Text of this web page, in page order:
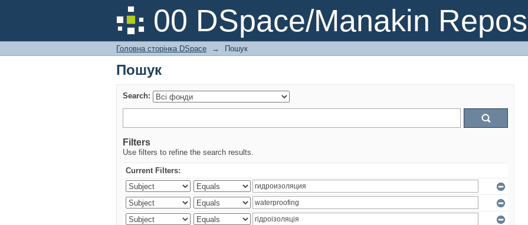
00 DSpace/Manakin
Пошук
Головна сторінка DSpace → Пошук
Пошук
Search:
Filters
Use filters to refine the search results.
Current Filters: